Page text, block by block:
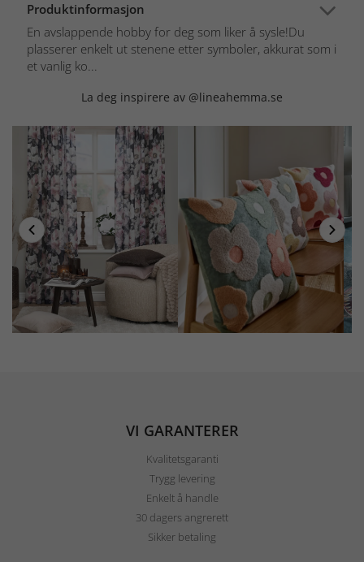
Produktinformasjon
En avslappende hobby for deg som liker å sysle!Du
plasserer enkelt ut stenene etter symboler, akkurat som i
et vanlig ko...
La deg inspirere av @lineahemma.se
VI GARANTERER
Kvalitetsgaranti
Trygg levering
Enkelt å handle
30 dagers angrerett
Sikker betaling